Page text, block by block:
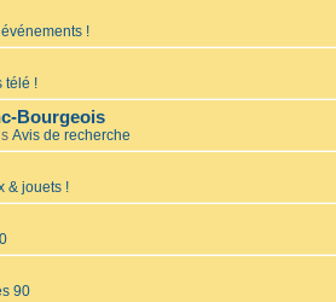
!
télé !
Bourgeois
Avis de recherche
& jouets !
90